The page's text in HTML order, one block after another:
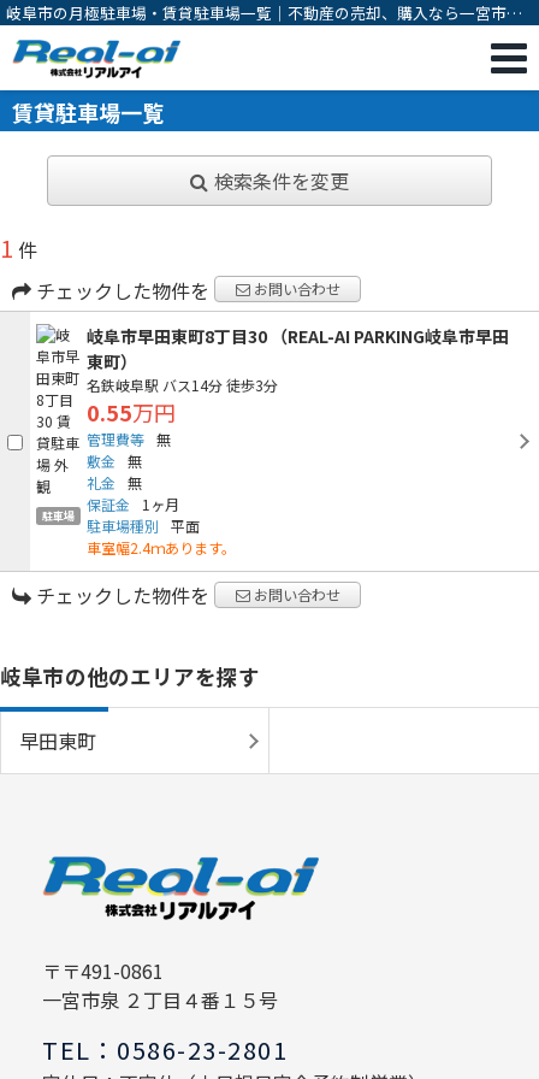
岐阜市の月極駐車場・賃貸駐車場一覧｜不動産の売却、購入なら一宮市の
不動産会社 株式会社リアルアイ
賃貸駐車場一覧
検索条件を変更
1 件
チェックした物件を
お問い合わせ
駐車場
岐阜市早田東町8丁目30 （REAL-AI PARKING岐阜市早田
東町）
名鉄岐阜駅 バス14分徒歩3分
0.55万円
管理費等 無
敷金
無
礼金
無
保証金
1ヶ月
駐車場種別
平面
車室幅2.4ｍあります。
チェックした物件を お問い合わせ
岐阜市の他のエリアを探す
早田東町
〒〒491-0861
一宮市泉 ２丁目４番１５号
TEL：0586-23-2801